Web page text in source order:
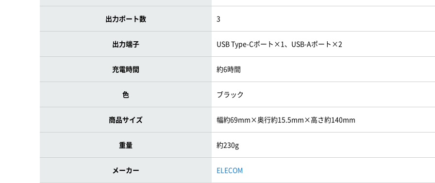
出力ポート数 3
出力端子 USB Type-Cポート×1、USB-Aポート×2
充電時間 約6時間
色 ブラック
商品サイズ 幅約69mm×奥行約15.5mm×高さ約140mm
重量 約230g
メーカー ELECOM